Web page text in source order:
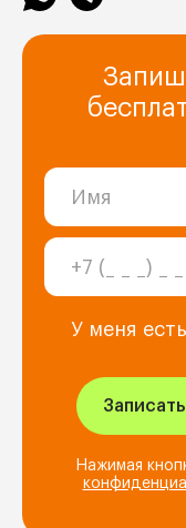
У меня
Нажимая